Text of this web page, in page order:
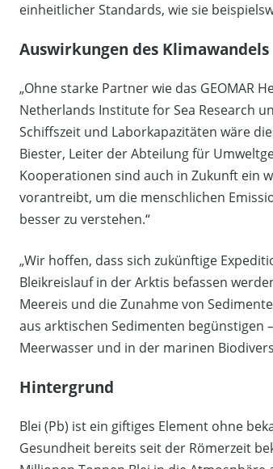
einheitlicher Standards, wie sie
Auswirkungen des Klimawandels
„Ohne starke Partner wie das GEOMAR
Netherlands Institute for Sea Research
Schiffszeit und Laborkapazitäten wäre
Biester, Leiter der Abteilung für
Kooperationen sind auch in Zukunft ein
vorantreibt, um die menschlichen
besser zu verstehen.“
„Wir hoffen, dass sich zukünftige
Bleikreislauf in der Arktis befassen
Meereis und die Zunahme von
aus arktischen Sedimenten begünstigen
Meerwasser und in der marinen
Hintergrund
Blei (Pb) ist ein giftiges Element ohne
Gesundheit bereits seit der Römerzeit